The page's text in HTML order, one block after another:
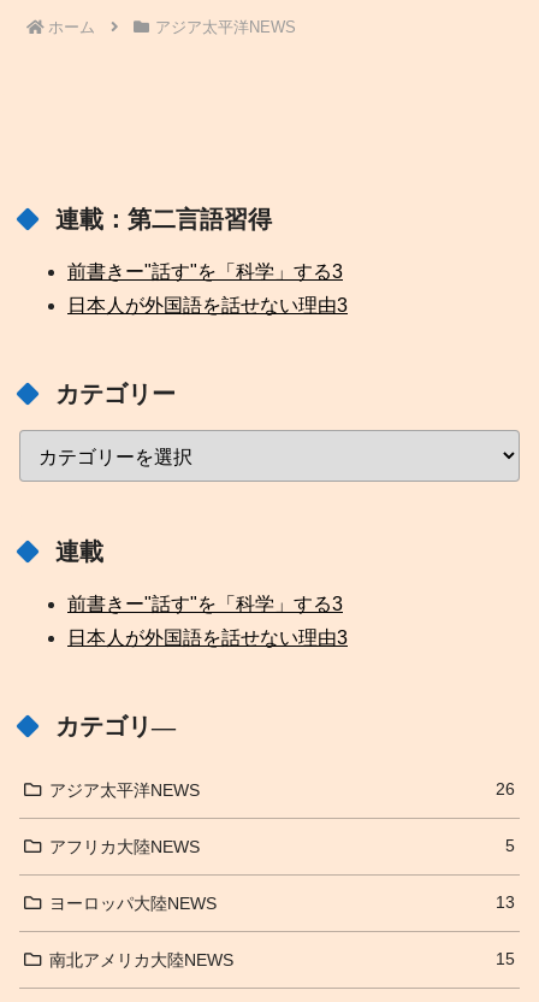
ホーム アジア太平洋NEWS
連載：第二言語習得
前書きー"話す"を「科学」する3
日本人が外国語を話せない理由3
カテゴリー
連載
前書きー"話す"を「科学」する3
日本人が外国語を話せない理由3
カテゴリ―
アジア太平洋NEWS 26
アフリカ大陸NEWS 5
ヨーロッパ大陸NEWS 13
南北アメリカ大陸NEWS 15